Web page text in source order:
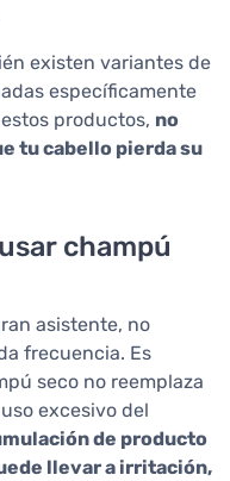
existen variantes de
específicamente
productos, no
tu cabello pierda su
champú
asistente, no
frecuencia. Es
seco no reemplaza
excesivo del
de producto
llevar a irritación,